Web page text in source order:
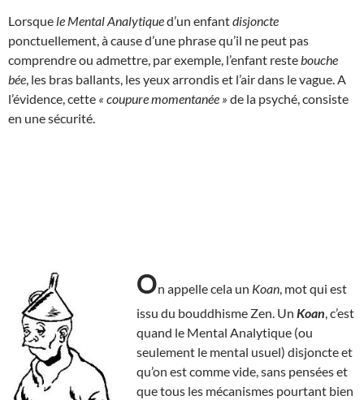
Lorsque le Mental Analytiqued’un enfantdisjoncte
ponctuellement, à cause d’une phrase qu’il ne peut pas
comprendre ou admettre, par exemple, l’enfant reste bouche
bée , les bras ballants, les yeux arrondis et l’air dans le vague. A
l’évidence, cette « coupure momentanée » de la psyché, consiste
en une sécurité.
On appelle cela un Koan , mot qui est
issu du bouddhisme Zen. Un Koan , c’est
quand le Mental Analytique (ou
seulement le mental usuel) disjoncte et
qu’on est comme vide, sans pensées et
que tous les mécanismes pourtant bien